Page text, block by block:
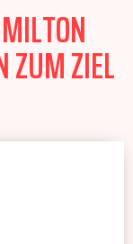
ZUM ZIEL